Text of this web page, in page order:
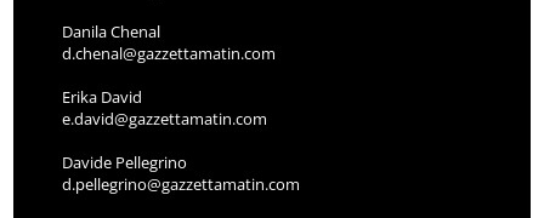
Danila Chenal
d.chenal@gazzettamatin.com
Erika David
e.david@gazzettamatin.com
Davide Pellegrino
d.pellegrino@gazzettamatin.com